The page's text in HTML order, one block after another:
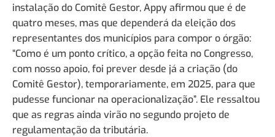
instalação do Comitê Gestor, Appy afirmou que é de
quatro meses, mas que dependerá da eleição dos
representantes dos municípios para compor o órgão:
“Como é um ponto crítico, a opção feita no Congresso,
com nosso apoio, foi prever desde já a criação (do
Comitê Gestor), temporariamente, em 2025, para que
pudesse funcionar na operacionalização”. Ele ressaltou
que as regras ainda virão no segundo projeto de
regulamentação da tributária.